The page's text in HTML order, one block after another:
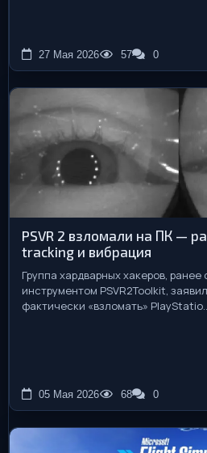
27 Мая 2026 57 0
PSVR 2 взломали на ПК —
tracking и вибрация
Группа хардварных хакеров,
инструментом PSVR2Toolkit,
фактически «взломать»
05 Мая 2026 68 0